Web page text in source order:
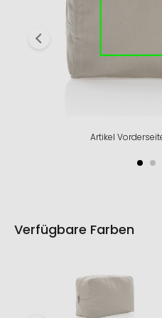
Artikel
Verfügbare Farben